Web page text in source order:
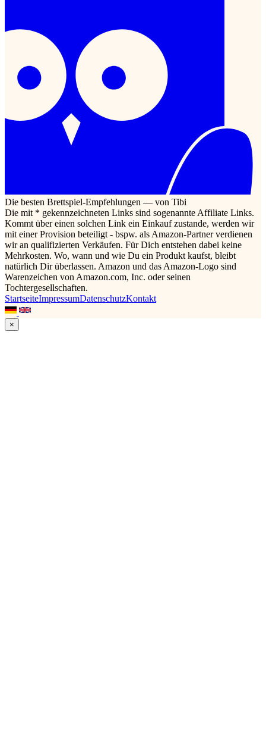
Die besten Brettspiel-Empfehlungen — von Tibi
Die mit * gekennzeichneten Links sind sogenannte Affiliate Links.
Kommt über einen solchen Link ein Einkauf zustande, werden wir
mit einer Provision beteiligt - bspw. als Amazon-Partner verdienen
wir an qualifizierten Verkäufen. Für Dich entstehen dabei keine
Mehrkosten. Wo, wann und wie Du ein Produkt kaufst, bleibt
natürlich Dir überlassen. Amazon und das Amazon-Logo sind
Warenzeichen von Amazon.com, Inc. oder seinen
Tochtergesellschaften.
StartseiteImpressumDatenschutzKontakt
×